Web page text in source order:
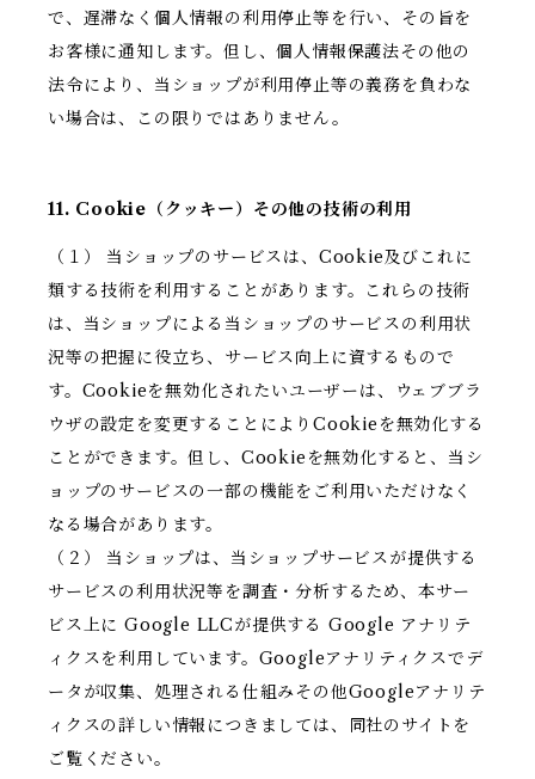
で、遅滞なく個人情報の利用停止等を行い、その旨を
お客様に通知します。但し、個人情報保護法その他の
法令により、当ショップが利用停止等の義務を負わな
い場合は、この限りではありません。
11. Cookie（クッキー）その他の技術の利用
（１） 当ショップのサービスは、Cookie及びこれに
類する技術を利用することがあります。これらの技術
は、当ショップによる当ショップのサービスの利用状
況等の把握に役立ち、サービス向上に資するもので
す。Cookieを無効化されたいユーザーは、ウェブブラ
ウザの設定を変更することによりCookieを無効化する
ことができます。但し、Cookieを無効化すると、当シ
ョップのサービスの一部の機能をご利用いただけなく
なる場合があります。
（２） 当ショップは、当ショップサービスが提供する
サービスの利用状況等を調査・分析するため、本サー
ビス上に Google LLCが提供する Google アナリテ
ィクスを利用しています。Googleアナリティクスでデ
ータが収集、処理される仕組みその他Googleアナリテ
ィクスの詳しい情報につきましては、同社のサイトを
ご覧ください。